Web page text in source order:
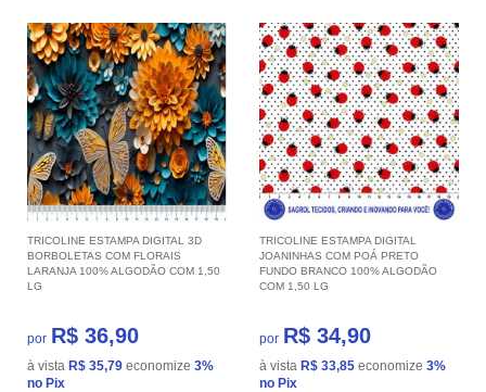
TRICOLINE ESTAMPA DIGITAL 3D
BORBOLETAS COM FLORAIS
LARANJA 100% ALGODÃO COM 1,50
LG
por R$ 36,90
à vista R$ 35,79 economize 3%
no Pix
TRICOLINE ESTAMPA DIGITAL
JOANINHAS COM POÁ PRETO
FUNDO BRANCO 100% ALGODÃO
COM 1,50 LG
por R$ 34,90
à vista R$ 33,85 economize 3%
no Pix